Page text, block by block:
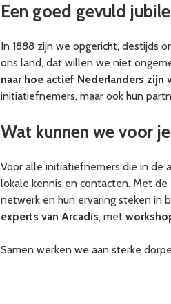
Een goed gevuld
In 1888 zijn we opgericht, destijds
ons land, dat willen we niet
naar hoe actief Nederlanders
initiatiefnemers, maar ook hun
Wat kunnen we voor
Voor alle initiatiefnemers die in de
lokale kennis en contacten. Met de
netwerk en hun ervaring steken in
experts van Arcadis, met
Samen werken we aan sterke